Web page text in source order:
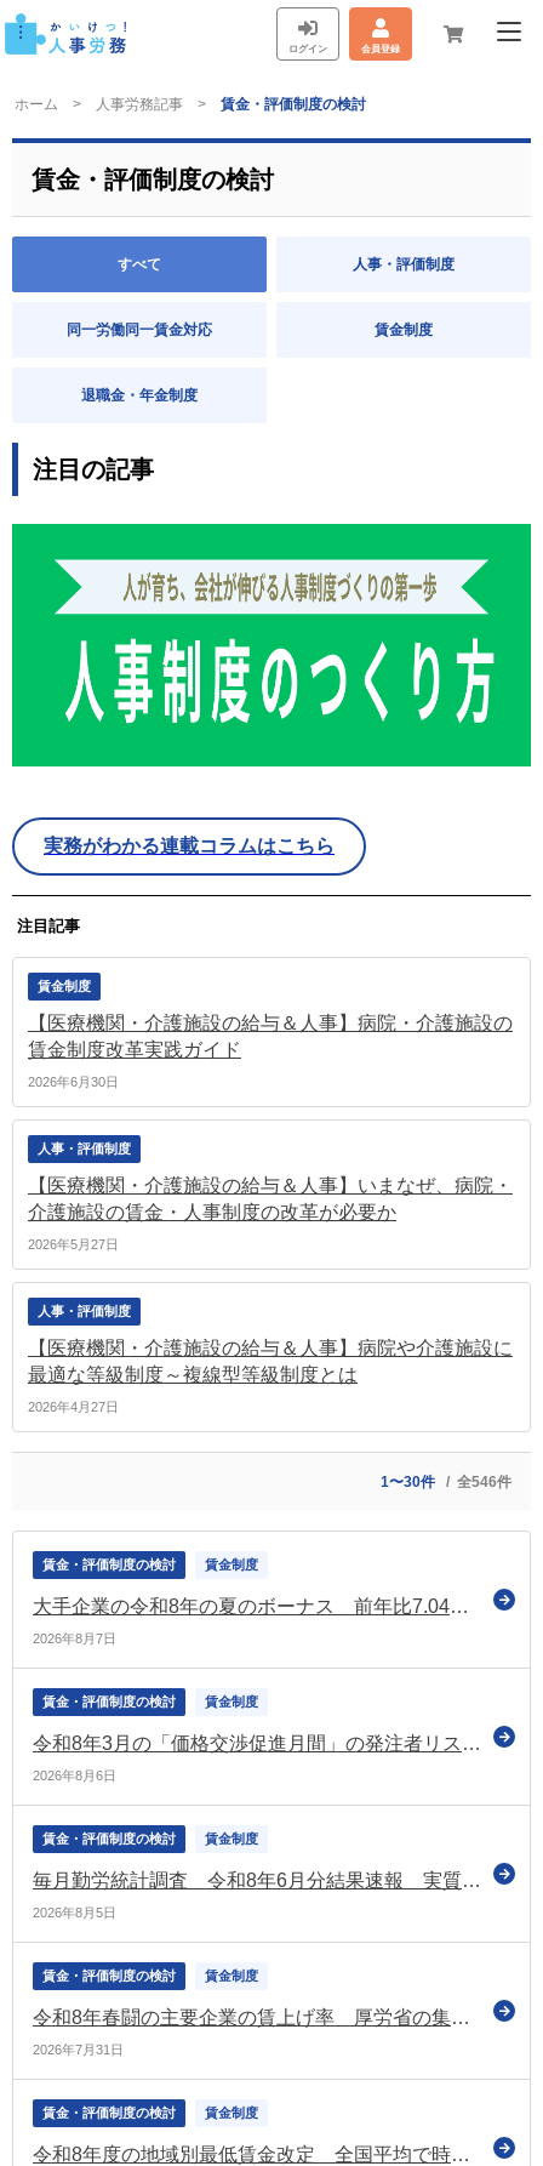
ログイン 会員登録
ホーム 人事労務記事 賃金・評価制度の検討
賃金・評価制度の検討
すべて 人事・評価制度
同一労働同一賃金対応 賃金制度
退職金・年金制度
注目の記事
実務がわかる連載コラムはこちら
注目記事
賃金制度
【医療機関・介護施設の給与＆人事】病院・介護施設の
賃金制度改革実践ガイド
2026年6月30日
人事・評価制度
【医療機関・介護施設の給与＆人事】いまなぜ、病院・
介護施設の賃金・人事制度の改革が必要か
2026年5月27日
人事・評価制度
【医療機関・介護施設の給与＆人事】病院や介護施設に
最適な等級制度～複線型等級制度とは
2026年4月27日
1〜30件 全546件
賃金・評価制度の検討 賃金制度
大手企業の令和8年の夏のボーナス 前年比7.04％増で「104万2,537円」に 過去最高の水準（経団連の最終集計）
2026年8月7日
賃金・評価制度の検討 賃金制度
令和8年3月の「価格交渉促進月間」の発注者リストを公表（中小企業庁）
2026年8月6日
賃金・評価制度の検討 賃金制度
毎月勤労統計調査 令和8年6月分結果速報 実質賃金1.6％増 6か月連続プラス
2026年8月5日
賃金・評価制度の検討 賃金制度
令和8年春闘の主要企業の賃上げ率 厚労省の集計では「5.18％」 昨年の水準を下回るも3年連続で5％台（厚労省）
2026年7月31日
賃金・評価制度の検討 賃金制度
令和8年度の地域別最低賃金改定 全国平均で時給1,176円となる目安を決定 上昇額は55円（昨年度を下回る）